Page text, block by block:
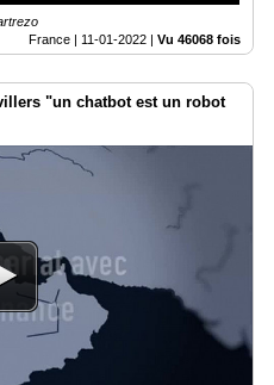
France | 11-01-2022 | Vu 46068 fois
"un chatbot est un robot